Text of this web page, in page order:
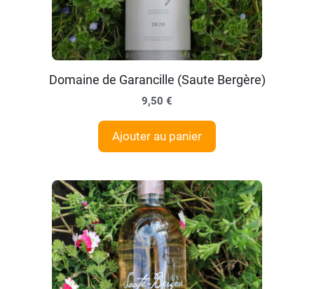
Domaine de Garancille (Saute Bergère)
9,50 €
Ajouter au panier